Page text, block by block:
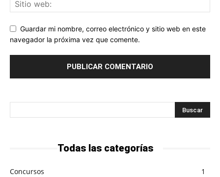
Guardar mi nombre, correo electrónico y sitio web en este
navegador la próxima vez que comente.
Todas las categorías
Concursos
1